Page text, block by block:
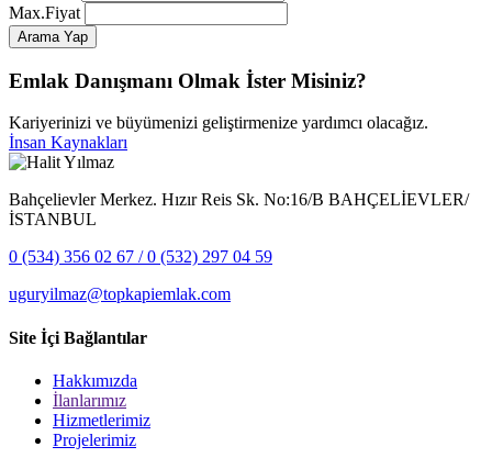
Max.Fiyat
Arama Yap
Emlak Danışmanı Olmak İster Misiniz?
Kariyerinizi ve büyümenizi geliştirmenize yardımcı olacağız.
İnsan Kaynakları
Bahçelievler Merkez. Hızır Reis Sk. No:16/B BAHÇELİEVLER/
İSTANBUL
0 (534) 356 02 67 / 0 (532) 297 04 59
uguryilmaz@topkapiemlak.com
Site İçi Bağlantılar
Hakkımızda
İlanlarımız
Hizmetlerimiz
Projelerimiz